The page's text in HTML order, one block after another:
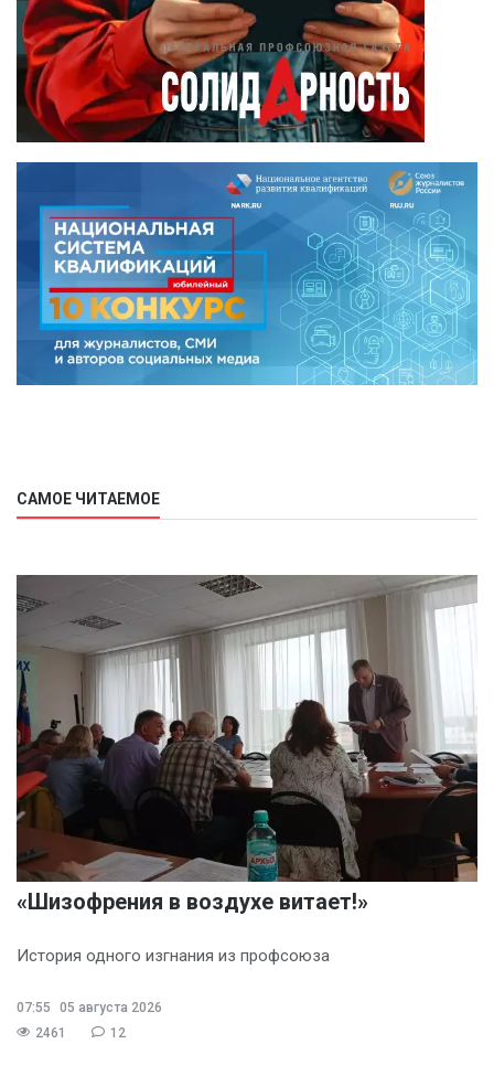
САМОЕ ЧИТАЕМОЕ
«Шизофрения в воздухе витает!»
История одного изгнания из профсоюза
07:55
05 августа 2026
2461
12